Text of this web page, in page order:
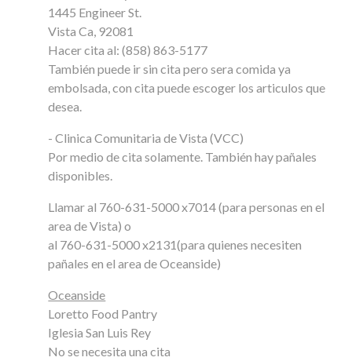
1445 Engineer St.
Vista Ca, 92081
Hacer cita al: (858) 863-5177
También puede ir sin cita pero sera comida ya
embolsada, con cita puede escoger los articulos que
desea.
- Clinica Comunitaria de Vista (VCC)
Por medio de cita solamente. También hay pañales
disponibles.
Llamar al 760-631-5000 x7014 (para personas en el
area de Vista) o
al 760-631-5000 x2131(para quienes necesiten
pañales en el area de Oceanside)
Oceanside
Loretto Food Pantry
Iglesia San Luis Rey
No se necesita una cita